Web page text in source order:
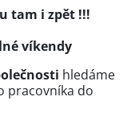
tam i zpět !!!
víkendy
hledáme
pracovníka do